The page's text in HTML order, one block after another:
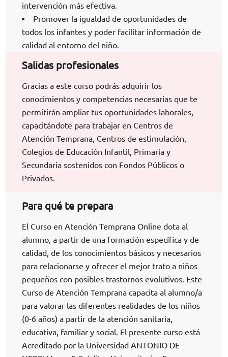
intervención más efectiva.
Promover la igualdad de oportunidades de
todos los infantes y poder facilitar información de
calidad al entorno del niño.
Salidas profesionales
Gracias a este curso podrás adquirir los
conocimientos y competencias necesarias que te
permitirán ampliar tus oportunidades laborales,
capacitándote para trabajar en Centros de
Atención Temprana, Centros de estimulación,
Colegios de Educación Infantil, Primaria y
Secundaria sostenidos con Fondos Públicos o
Privados.
Para qué te prepara
El Curso en Atención Temprana Online dota al
alumno, a partir de una formación específica y de
calidad, de los conocimientos básicos y necesarios
para relacionarse y ofrecer el mejor trato a niños
pequeños con posibles trastornos evolutivos. Este
Curso de Atención Temprana capacita al alumno/a
para valorar las diferentes realidades de los niños
(0-6 años) a partir de la atención sanitaria,
educativa, familiar y social. El presente curso está
Acreditado por la Universidad ANTONIO DE